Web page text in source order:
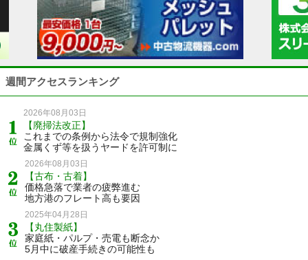
週間アクセスランキング
2026年08月03日
【廃掃法改正】
これまでの条例から法令で規制強化
金属くず等を扱うヤードを許可制に
2026年08月03日
【古布・古着】
価格急落で業者の疲弊進む
地方港のフレート高も要因
2025年04月28日
【丸住製紙】
家庭紙・パルプ・売電も断念か
5月中に破産手続きの可能性も